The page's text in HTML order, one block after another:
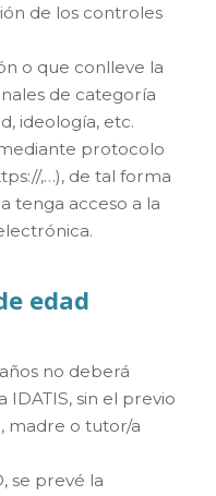
de los controles
o que conlleve la
de categoría
ideología, etc.
protocolo
,…), de tal forma
tenga acceso a la
edad
no deberá
IDATIS, sin el previo
madre o tutor/a
se prevé la